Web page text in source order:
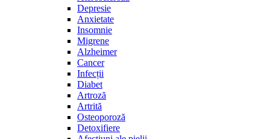
Depresie
Anxietate
Insomnie
Migrene
Alzheimer
Cancer
Infecții
Diabet
Artroză
Artrită
Osteoporoză
Detoxifiere